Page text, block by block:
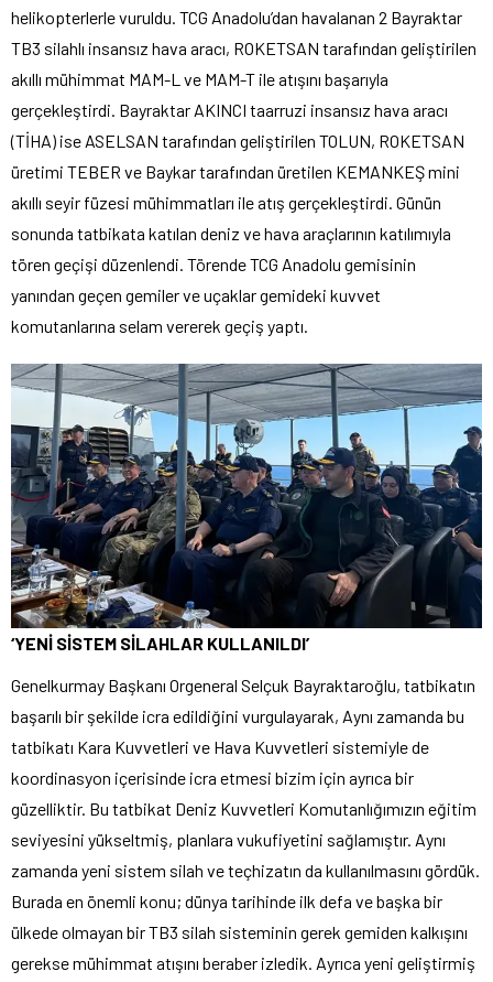
helikopterlerle vuruldu. TCG Anadolu’dan havalanan 2 Bayraktar
TB3 silahlı insansız hava aracı, ROKETSAN tarafından geliştirilen
akıllı mühimmat MAM-L ve MAM-T ile atışını başarıyla
gerçekleştirdi. Bayraktar AKINCI taarruzi insansız hava aracı
(TİHA) ise ASELSAN tarafından geliştirilen TOLUN, ROKETSAN
üretimi TEBER ve Baykar tarafından üretilen KEMANKEŞ mini
akıllı seyir füzesi mühimmatları ile atış gerçekleştirdi. Günün
sonunda tatbikata katılan deniz ve hava araçlarının katılımıyla
tören geçişi düzenlendi. Törende TCG Anadolu gemisinin
yanından geçen gemiler ve uçaklar gemideki kuvvet
komutanlarına selam vererek geçiş yaptı.
‘YENİ SİSTEM SİLAHLAR KULLANILDI’
Genelkurmay Başkanı Orgeneral Selçuk Bayraktaroğlu, tatbikatın
başarılı bir şekilde icra edildiğini vurgulayarak, Aynı zamanda bu
tatbikatı Kara Kuvvetleri ve Hava Kuvvetleri sistemiyle de
koordinasyon içerisinde icra etmesi bizim için ayrıca bir
güzelliktir. Bu tatbikat Deniz Kuvvetleri Komutanlığımızın eğitim
seviyesini yükseltmiş, planlara vukufiyetini sağlamıştır. Aynı
zamanda yeni sistem silah ve teçhizatın da kullanılmasını gördük.
Burada en önemli konu; dünya tarihinde ilk defa ve başka bir
ülkede olmayan bir TB3 silah sisteminin gerek gemiden kalkışını
gerekse mühimmat atışını beraber izledik. Ayrıca yeni geliştirmiş